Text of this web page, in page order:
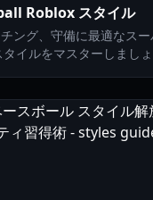
Roblox スタイル
ング、守備に最適なス
イルをマスターしまし